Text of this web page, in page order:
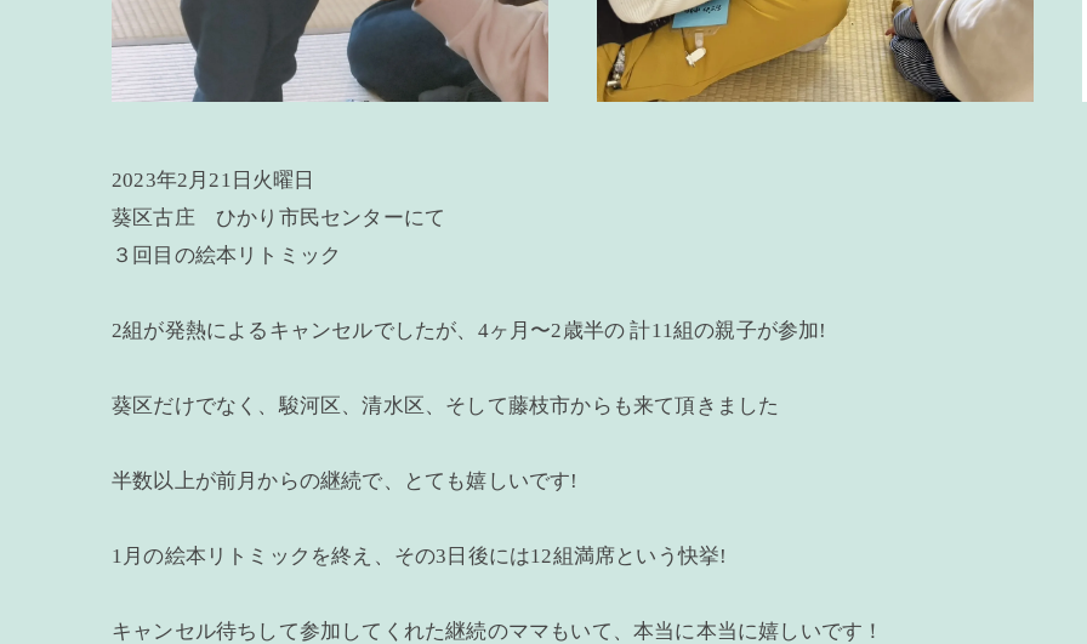
2023年2月21日火曜日
葵区古庄 ひかり市民センターにて
３回目の絵本リトミック
2組が発熱によるキャンセルでしたが、4ヶ月〜2歳半の 計11組の親子が参加!
葵区だけでなく、駿河区、清水区、そして藤枝市からも来て頂きました
半数以上が前月からの継続で、とても嬉しいです!
1月の絵本リトミックを終え、その3日後には12組満席という快挙!
キャンセル待ちして参加してくれた継続のママもいて、本当に本当に嬉しいです！